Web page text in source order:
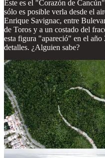
Este es el "Corazón de
sólo es posible verla desde el
Enrique Savignac, entre
de Toros y a un costado del
esta figura "apareció" en el año
detalles. ¿Alguien sabe?